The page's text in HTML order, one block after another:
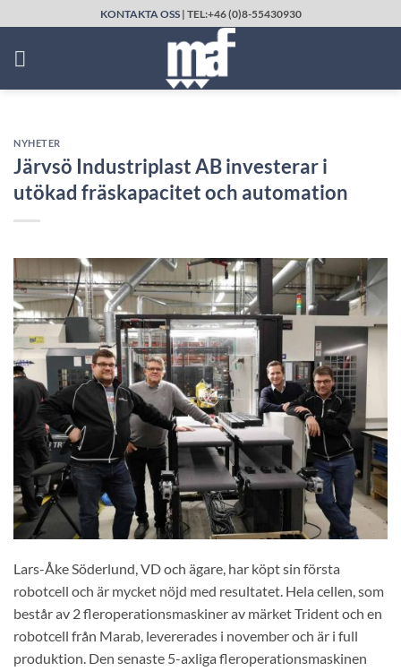
to
content
KONTAKTA OSS| TEL:+46 (0)8-55430930
NYHETER
Järvsö Industriplast AB investerar i
utökad fräskapacitet och automation
Lars-Åke Söderlund, VD och ägare, har köpt sin första
robotcell och är mycket nöjd med resultatet. Hela cellen, som
består av 2 fleroperationsmaskiner av märket Trident och en
robotcell från Marab, levererades i november och är i full
produktion. Den senaste 5-axliga fleroperationsmaskinen